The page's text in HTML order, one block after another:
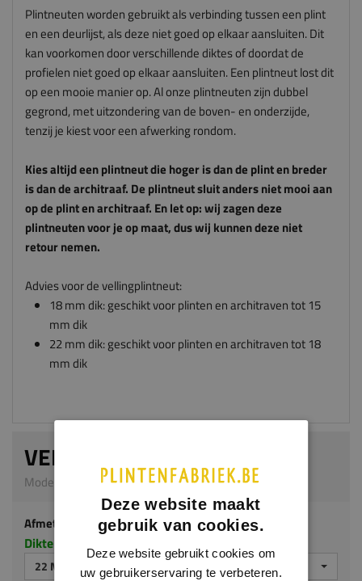
profielen niet goed op elkaar aansluiten. Een plintneut lost dit
op een mooie manier op. Al onze plintneuten zijn dubbel
gegrond, met uitzondering van de boven- en onderzijde,
tenzij je kiest voor een afwerking rondom.
Kies altijd een plintneut die hoger is dan de plint en breder
is dan de architraaf. De plintneut sluit anders niet mooi aan
plintneuten voor je op maat, dus wij kunnen deze niet
retour nemen.
Advies voor de vellingplintneut:
18 mm dik: geschikt voor plinten en architraven tot 15
22 mm dik: geschikt voor plinten en architraven tot 18
mm dik
Model 0307 | 22 mm dik | MDF v313
Afmeting
Dikte x breedte x hoogte in millimeters
Breedte (mm)
50 MM
Deze website maakt
gebruik van cookies.
Deze website gebruikt cookies om
uw gebruikerservaring te verbeteren.